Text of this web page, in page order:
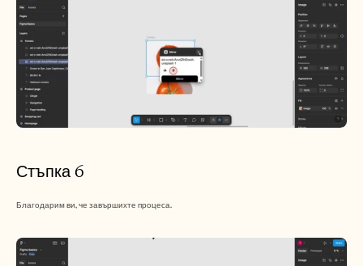
Стъпка 6
Благодарим ви, че завършихте процеса.